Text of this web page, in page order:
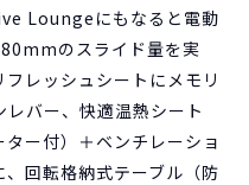
Loungeにもなると電動
のスライド量を実
レッシュシートにメモリ
バー、快適温熱シート
ター付）＋ベンチレーショ
回転格納式テーブル（防